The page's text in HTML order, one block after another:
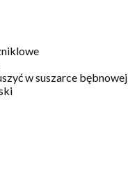
w suszarce bębnowej